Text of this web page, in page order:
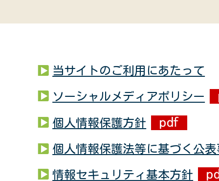
当サイトのご利用にあたって
ソーシャルメディアポリシー
個人情報保護方針
個人情報保護法等に基づく公
情報セキュリティ基本方針